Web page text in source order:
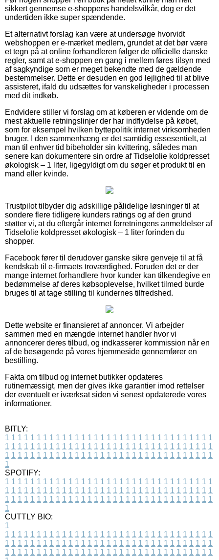
sikkert gennemse e-shoppens handelsvilkår, dog er det
undertiden ikke super spændende.
Et alternativt forslag kan være at undersøge hvorvidt
webshoppen er e-mærket medlem, grundet at det bør være
et tegn på at online forhandleren følger de officielle danske
regler, samt at e-shoppen en gang i mellem føres tilsyn med
af sagkyndige som er meget bekendte med de gældende
bestemmelser. Dette er desuden en god lejlighed til at blive
assisteret, ifald du udsættes for vanskeligheder i processen
med dit indkøb.
Endvidere stiller vi forslag om at køberen er vidende om de
mest aktuelle retningslinjer der har indflydelse på købet,
som for eksempel hvilken byttepolitik internet virksomheden
bruger. I den sammenhæng er det samtidig essesentielt, at
man til enhver tid bibeholder sin kvittering, således man
senere kan dokumentere sin ordre af Tidselolie koldpresset
økologisk – 1 liter, ligegyldigt om du søger et produkt til en
mand eller kvinde.
Trustpilot tilbyder dig adskillige pålidelige løsninger til at
sondere flere tidligere kunders ratings og af den grund
støtter vi, at du eftergår internet forretningens anmeldelser af
Tidselolie koldpresset økologisk – 1 liter forinden du
shopper.
Facebook fører til derudover ganske sikre genveje til at få
kendskab til e-firmaets troværdighed. Foruden det er der
mange internet forhandlere hvor kunder kan tilkendegive en
bedømmelse af deres købsoplevelse, hvilket tilmed burde
bruges til at tage stilling til kundernes tilfredshed.
Dette website er finansieret af annoncer. Vi arbejder
sammen med en mængde internet handler hvor vi
annoncerer deres tilbud, og indkasserer kommission når en
af de besøgende på vores hjemmeside gennemfører en
bestilling.
Fakta om tilbud og internet butikker opdateres
rutinemæssigt, men der gives ikke garantier imod rettelser
der eventuelt er iværksat siden vi senest opdaterede vores
informationer.
BITLY:
1 1 1 1 1 1 1 1 1 1 1 1 1 1 1 1 1 1 1 1 1 1 1 1 1 1 1 1 1 1 1 1 1
1 1 1 1 1 1 1 1 1 1 1 1 1 1 1 1 1 1 1 1 1 1 1 1 1 1 1 1 1 1 1 1 1
1 1 1 1 1 1 1 1 1 1 1 1 1 1 1 1 1 1 1 1 1 1 1 1 1 1 1 1 1 1 1 1 1
1
SPOTIFY:
1 1 1 1 1 1 1 1 1 1 1 1 1 1 1 1 1 1 1 1 1 1 1 1 1 1 1 1 1 1 1 1 1
1 1 1 1 1 1 1 1 1 1 1 1 1 1 1 1 1 1 1 1 1 1 1 1 1 1 1 1 1 1 1 1 1
1 1 1 1 1 1 1 1 1 1 1 1 1 1 1 1 1 1 1 1 1 1 1 1 1 1 1 1 1 1 1 1 1
1
CUTTLY BIO:
1
1 1 1 1 1 1 1 1 1 1 1 1 1 1 1 1 1 1 1 1 1 1 1 1 1 1 1 1 1 1 1 1 1
1 1 1 1 1 1 1 1 1 1 1 1 1 1 1 1 1 1 1 1 1 1 1 1 1 1 1 1 1 1 1 1 1
1 1 1 1 1 1 1 1 1 1 1 1 1 1 1 1 1 1 1 1 1 1 1 1 1 1 1 1 1 1 1 1 1